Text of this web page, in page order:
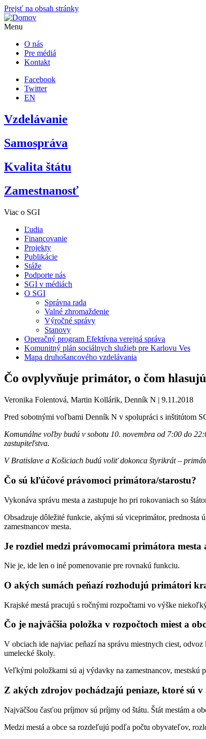
Prejsť na obsah stránky
Menu
O nás
Pre médiá
Kontakt
Facebook
Twitter
EN
Vzdelávanie
Samospráva
Kvalita štátu
Zamestnanosť
Viac o SGI
Ľudia
Financovanie
Projekty
Publikácie
Stáže
Podporte nás
SGI v médiách
O SGI
Správna rada
Valné zhromaždenie
Výročné správy
Stanovy
Operačný program Efektívna verejná správa
Komunitný plán sociálnych služieb pre Karlovu Ves
Mapa druhošancového vzdelávania
Čo ovplyvňuje primátor, o čom
Veronika Folentová, Martin Kollárik, Denník N | 9.11.2018
Pred sobotnými voľbami Denník N v spolupráci s inštitútom
Komunálne voľby budú v sobotu 10. novembra od 7:00 do
zastupiteľstva.
V Bratislave a Košiciach budú voliť dokonca štyrikrát –
Čo sú kľúčové právomoci primátora/starostu?
Vykonáva správu mesta a zastupuje ho pri rokovaniach so
Obsadzuje dôležité funkcie, akými sú viceprimátor, prednosta
zamestnancov mesta.
Je rozdiel medzi právomocami primátora mesta
Nie je, ide len o iné pomenovanie pre rovnakú funkciu.
O akých sumách peňazí rozhodujú primátori
Krajské mestá pracujú s ročnými rozpočtami vo výške
Čo je najväčšia položka v rozpočtoch miest a
V obciach ide najviac peňazí na správu miestnych ciest,
umelecké školy.
Veľkými položkami sú aj výdavky na zamestnancov,
Z akých zdrojov pochádzajú peniaze, ktoré sú v
Najväčšou časťou príjmov sú príjmy od štátu. Štát mestám a
Medzi mestá a obce sa rozdeľujú podľa počtu obyvateľov,